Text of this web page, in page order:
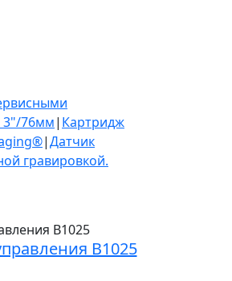
3"/76мм| Картридж
|Датчик
гравировкой.
B1025